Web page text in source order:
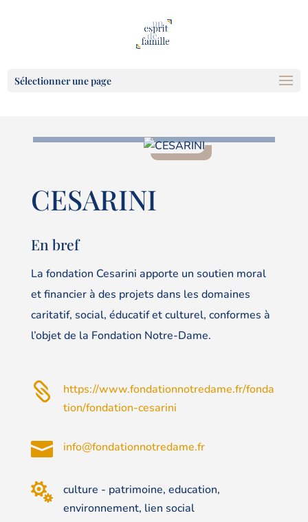
Sélectionner une page
CESARINI
En bref
La fondation Cesarini apporte un soutien moral
et financier à des projets dans les domaines
caritatif, social, éducatif et culturel, conformes à
l’objet de la Fondation Notre-Dame.

https://www.fondationnotredame.fr/fonda
tion/fondation-cesarini
 info@fondationnotredame.fr

culture - patrimoine, education,
environnement, lien social